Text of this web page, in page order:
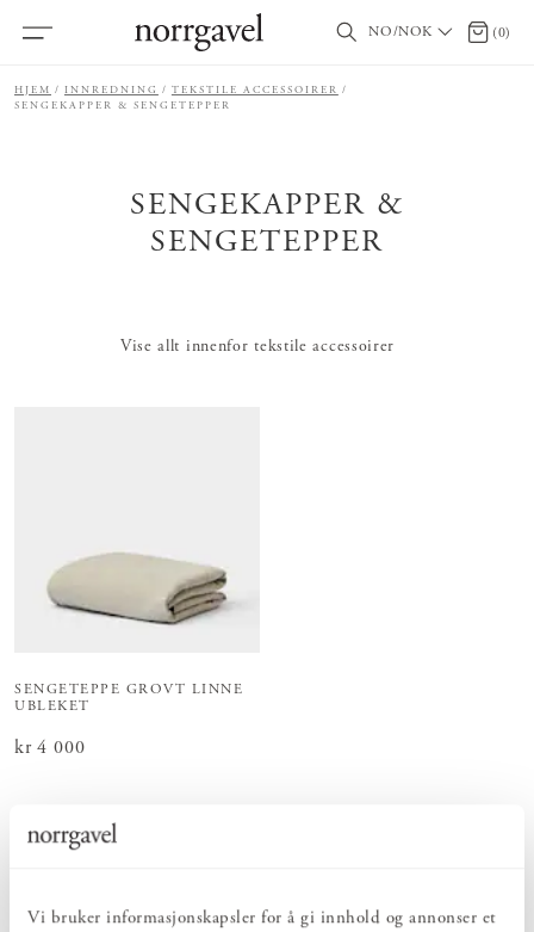
Vi bruker informasjonskapsler for å gi innhold og annonser et
NO/NOK 0 (0)
HJEM INNREDNING
TEKSTILE ACCESSOIRER
SENGEKAPPER & SENGETEPPER
SENGEKAPPER &
SENGETEPPER
Vise allt innenfor tekstile accessoirer
SENGETEPPE GROVT LINNE
UBLEKET
Pris :kr 4 000
kr 4 000